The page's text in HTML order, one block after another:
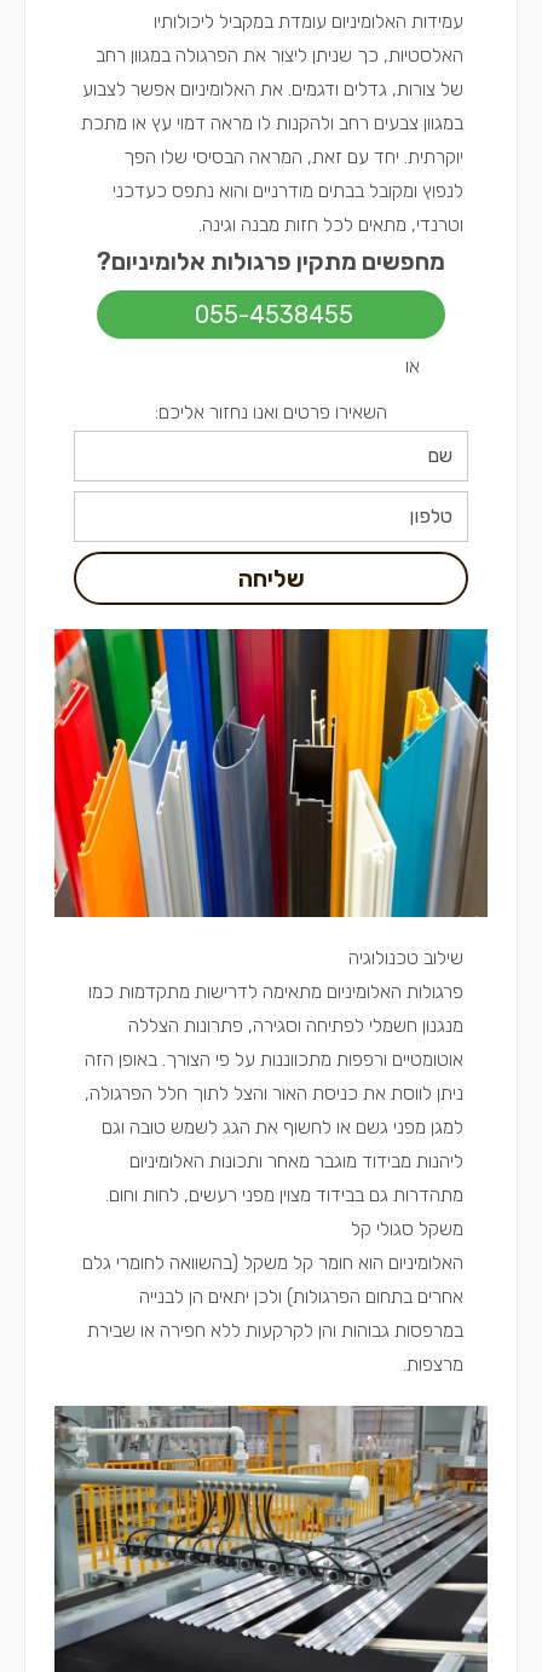
עמידות האלומיניום עומדת במקביל ליכולותיו
האלסטיות, כך שניתן ליצור את הפרגולה במגוון רחב
של צורות, גדלים ודגמים. את האלומיניום אפשר לצבוע
במגוון צבעים רחב ולהקנות לו מראה דמוי עץ או מתכת
יוקרתית. יחד עם זאת, המראה הבסיסי שלו הפך
לנפוץ ומקובל בבתים מודרניים והוא נתפס כעדכני
וטרנדי, מתאים לכל חזות מבנה וגינה.
מחפשים מתקין פרגולות אלומיניום?
055-4538455
או
השאירו פרטים ואנו נחזור אליכם:
שליחה
שילוב טכנולוגיה
פרגולות האלומיניום מתאימה לדרישות מתקדמות כמו
מנגנון חשמלי לפתיחה וסגירה, פתרונות הצללה
אוטומטיים ורפפות מתכווננות על פי הצורך. באופן הזה
ניתן לווסת את כניסת האור והצל לתוך חלל הפרגולה,
למגן מפני גשם או לחשוף את הגג לשמש טובה וגם
ליהנות מבידוד מוגבר מאחר ותכונות האלומיניום
מתהדרות גם בבידוד מצוין מפני רעשים, לחות וחום.
משקל סגולי קל
האלומיניום הוא חומר קל משקל (בהשוואה לחומרי גלם
אחרים בתחום הפרגולות) ולכן יתאים הן לבנייה
במרפסות גבוהות והן לקרקעות ללא חפירה או שבירת
מרצפות.